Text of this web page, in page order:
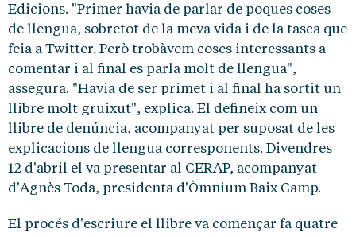
Edicions. "Primer havia de parlar de poques coses
de llengua, sobretot de la meva vida i de la tasca que
feia a Twitter. Però trobàvem coses interessants a
comentar i al final es parla molt de llengua",
assegura. "Havia de ser primet i al final ha sortit un
llibre molt gruixut", explica. El defineix com un
llibre de denúncia, acompanyat per suposat de les
explicacions de llengua corresponents. Divendres
12 d'abril el va presentar al CERAP, acompanyat
d'Agnès Toda, presidenta d'Òmnium Baix Camp.
El procés d'escriure el llibre va començar fa quatre